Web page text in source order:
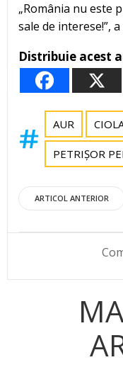
„România nu este
sale de interese!”,
Distribuie acest
AUR
PETRIȘOR
Post
ARTICOL ANTERIOR